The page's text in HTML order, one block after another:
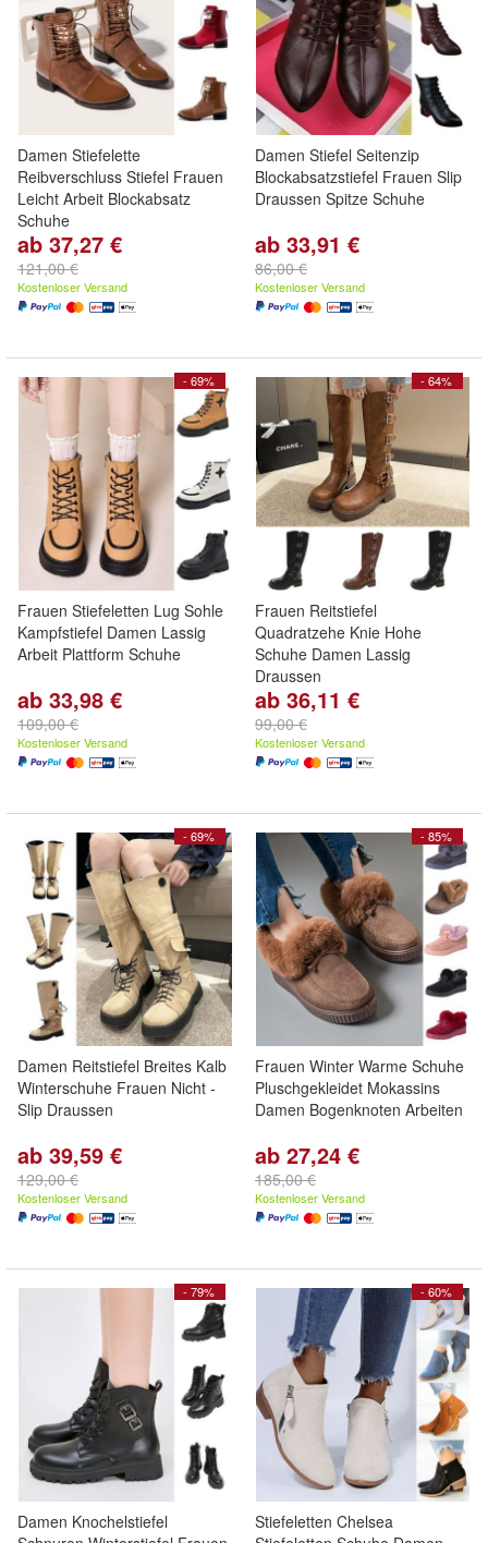
Damen Stiefelette
Reibverschluss Stiefel Frauen
Leicht Arbeit Blockabsatz
Schuhe
ab 37,27 €
121,00 €
Kostenloser Versand
Damen Stiefel Seitenzip
Blockabsatzstiefel Frauen Slip
Draussen Spitze Schuhe
ab 33,91 €
86,00 €
Kostenloser Versand
- 69%
Frauen Stiefeletten Lug Sohle
Kampfstiefel Damen Lassig
Arbeit Plattform Schuhe
ab 33,98 €
109,00 €
Kostenloser Versand
- 64%
Frauen Reitstiefel
Quadratzehe Knie Hohe
Schuhe Damen Lassig
Draussen
ab 36,11 €
99,00 €
Kostenloser Versand
- 69%
Damen Reitstiefel Breites Kalb
Winterschuhe Frauen Nicht -
Slip Draussen
ab 39,59 €
129,00 €
Kostenloser Versand
- 85%
Frauen Winter Warme Schuhe
Pluschgekleidet Mokassins
Damen Bogenknoten Arbeiten
ab 27,24 €
185,00 €
Kostenloser Versand
- 79%
Damen Knochelstiefel
- 60%
Stiefeletten Chelsea